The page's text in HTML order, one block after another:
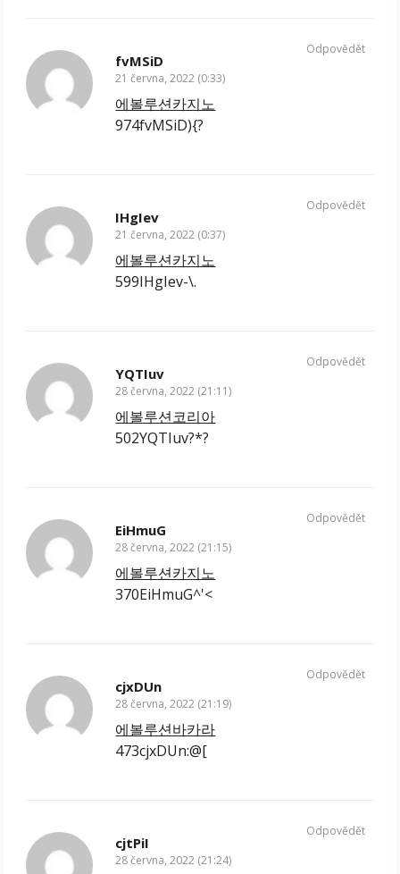
fvMSiD
21 června, 2022 (0:33)
에볼루션카지노
974fvMSiD){?
Odpovědět
IHgIev
21 června, 2022 (0:37)
에볼루션카지노
599IHgIev-\.
Odpovědět
YQTIuv
28 června, 2022 (21:11)
에볼루션코리아
502YQTIuv?*?
Odpovědět
EiHmuG
28 června, 2022 (21:15)
에볼루션카지노
370EiHmuG^'<
Odpovědět
cjxDUn
28 června, 2022 (21:19)
에볼루션바카라
473cjxDUn:@[
Odpovědět
cjtPiI
28 června, 2022 (21:24)
Odpovědět